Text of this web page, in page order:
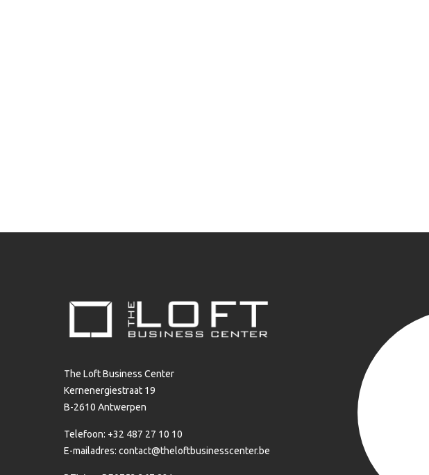
The Loft Business Center
Kernenergiestraat 19
B-2610 Antwerpen
Telefoon: +32 487 27 10 10
E-mailadres: contact@theloftbusinesscenter.be